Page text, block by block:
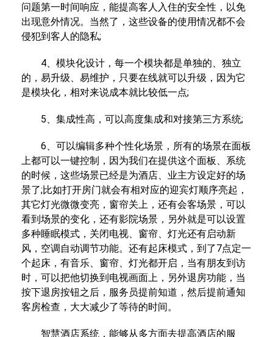
问题第一时间响应，能提高客人入住的安全性，以免
出现意外情况。当然了，这些设备的使用情况都不会
侵犯到客人的隐私;
4、模块化设计，每一个模块都是单独的、独立
的，易升级、易维护，只要在线就可以升级，因为它
是模块化，相对来说成本就比较低一点;
5、集成性高，可以高度集成和对接第三方系统;
6、可以编辑多种个性化场景，所有的场景在面板
上都可以一键控制，因为我们在提供这个面板、系统
的时候，这些场景已经是为酒店、业主方设定好的场
景了;比如打开房门就会有相对应的迎宾灯顺序亮起，
其它灯光微微变亮，窗帘关上，还有会客场景，可以
看到场景的变化，还有影院场景，另外就是可以设置
多种睡眠模式，关闭电视、窗帘、灯光还有启动新
风，空调自动调节功能。还有起床模式，到了7点定一
个起床，有音乐、窗帘、灯光都开启，当有朋友到访
时，可以把他切换到电视画面上，另外退房功能，当
按下退房按钮之后，服务员提前知道，然后提前通知
客房检查，大大减少了等待的时间。
智慧酒店系统，能够从多方面去提高酒店的服